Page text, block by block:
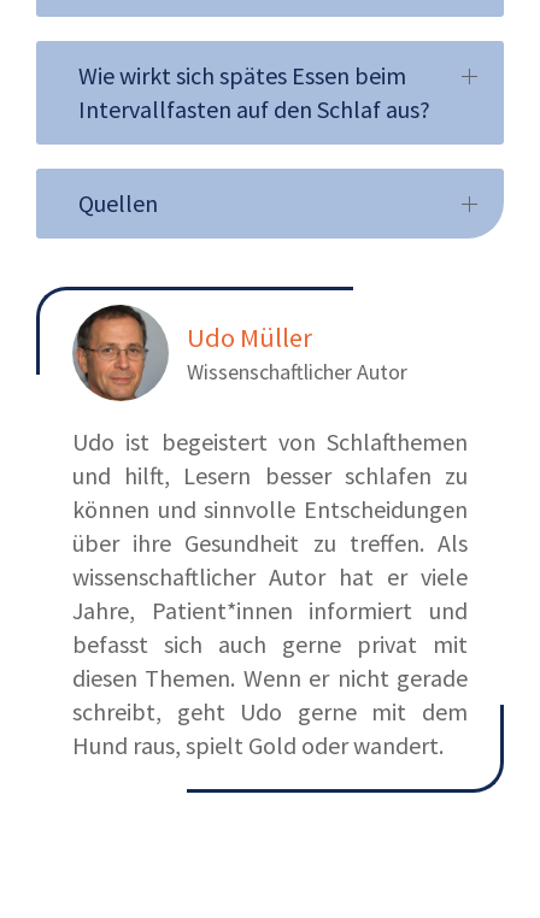
Wie wirkt sich spätes Essen beim
Intervallfasten auf den Schlaf aus?
Quellen
Udo Müller
Wissenschaftlicher Autor
Udo ist begeistert von Schlafthemen
und hilft, Lesern besser schlafen zu
können und sinnvolle Entscheidungen
über ihre Gesundheit zu treffen. Als
wissenschaftlicher Autor hat er viele
Jahre, Patient*innen informiert und
befasst sich auch gerne privat mit
diesen Themen. Wenn er nicht gerade
schreibt, geht Udo gerne mit dem
Hund raus, spielt Gold oder wandert.